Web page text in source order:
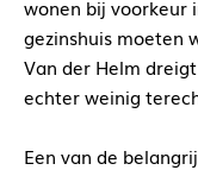
wonen bij voorkeur
gezinshuis moeten
Van der Helm
echter weinig
Een van de